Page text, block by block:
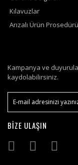
Kılavuzlar
Arızalı Ürün Prosedürü
Kampanya ve
kaydolabilirsiniz.
BİZE ULAŞIN